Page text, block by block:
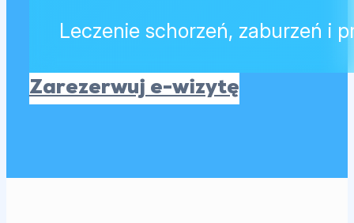
Leczenie schorzeń, zaburzeń i
Zarezerwuj e-wizytę